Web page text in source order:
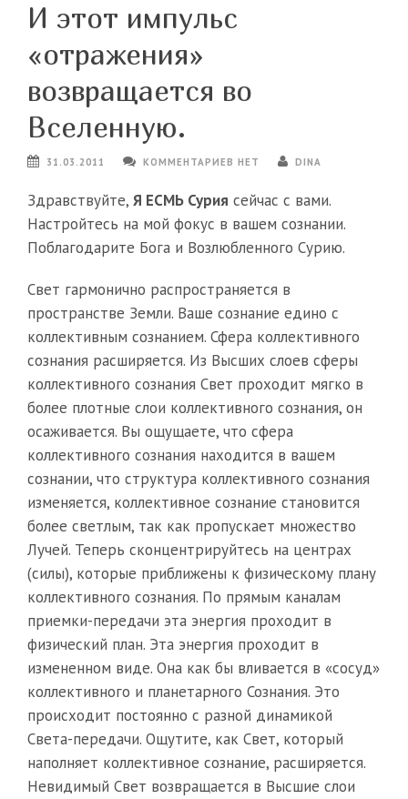
И этот импульс
«отражения»
возвращается во
Вселенную.
31.03.2011 КОММЕНТАРИЕВ НЕТ DINA
Здравствуйте, Я ЕСМЬ Сурия сейчас с вами.
Настройтесь на мой фокус в вашем сознании.
Поблагодарите Бога и Возлюбленного Сурию.
Свет гармонично распространяется в
пространстве Земли. Ваше сознание едино с
коллективным сознанием. Сфера коллективного
сознания расширяется. Из Высших слоев сферы
коллективного сознания Свет проходит мягко в
более плотные слои коллективного сознания, он
осаживается. Вы ощущаете, что сфера
коллективного сознания находится в вашем
сознании, что структура коллективного сознания
изменяется, коллективное сознание становится
более светлым, так как пропускает множество
Лучей. Теперь сконцентрируйтесь на центрах
(силы), которые приближены к физическому плану
коллективного сознания. По прямым каналам
приемки-передачи эта энергия проходит в
физический план. Эта энергия проходит в
измененном виде. Она как бы вливается в «сосуд»
коллективного и планетарного Сознания. Это
происходит постоянно с разной динамикой
Света-передачи. Ощутите, как Свет, который
наполняет коллективное сознание, расширяется.
Невидимый Свет возвращается в Высшие слои